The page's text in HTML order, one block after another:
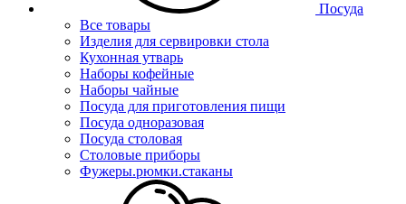
Посуда
Все товары
Изделия для сервировки стола
Кухонная утварь
Наборы кофейные
Наборы чайные
Посуда для приготовления пищи
Посуда одноразовая
Посуда столовая
Столовые приборы
Фужеры.рюмки.стаканы